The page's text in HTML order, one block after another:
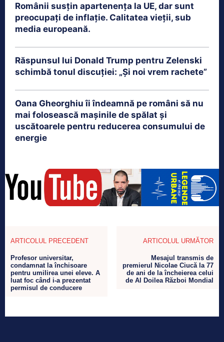
Românii susțin apartenența la UE, dar sunt
preocupați de inflație. Calitatea vieții, sub
media europeană.
Răspunsul lui Donald Trump pentru Zelenski
schimbă tonul discuției: „Și noi vrem rachete”
Oana Gheorghiu îi îndeamnă pe români să nu
mai folosească mașinile de spălat și
uscătoarele pentru reducerea consumului de
energie
ARTICOLUL PRECEDENT
Profesor universitar,
condamnat la închisoare
pentru umilirea unei eleve. A
luat foc când i-a prezentat
permisul de conducere
ARTICOLUL URMĂTOR
Mesajul transmis de
premierul Nicolae Ciucă la 77
de ani de la încheierea celui
de Al Doilea Război Mondial